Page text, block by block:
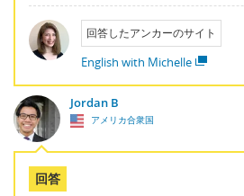
回答したアンカーのサイト
English with Michelle
Jordan B
アメリカ合衆国
回答